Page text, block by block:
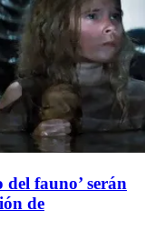
del fauno’ serán
de